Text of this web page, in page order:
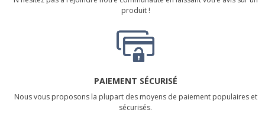
produit !
PAIEMENT SÉCURISÉ
Nous vous proposons la plupart des moyens de paiement populaires et
sécurisés.